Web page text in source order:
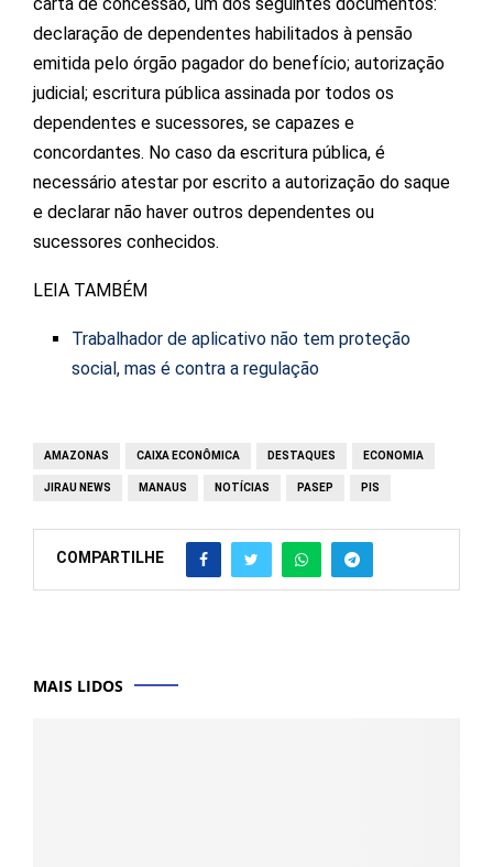
declaração de dependentes habilitados à pensão
emitida pelo órgão pagador do benefício; autorização
judicial; escritura pública assinada por todos os
dependentes e sucessores, se capazes e
concordantes. No caso da escritura pública, é
necessário atestar por escrito a autorização do saque
e declarar não haver outros dependentes ou
sucessores conhecidos.
LEIA TAMBÉM
Trabalhador de aplicativo não tem proteção
social, mas é contra a regulação
AMAZONAS CAIXA ECONÔMICA DESTAQUES ECONOMIA
JIRAU NEWS MANAUS NOTÍCIAS PASEP PIS
COMPARTILHE
MAIS LIDOS